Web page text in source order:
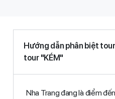
Hướng dẫn phân biệt
tour "KÉM"
Nha Trang đang là điểm